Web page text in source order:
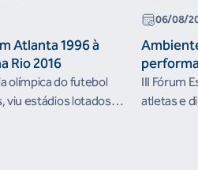
Atlanta 1996 à
Rio 2016
olímpica do futebol
viu estádios lotados
06/08/
III Fórum
atletas e